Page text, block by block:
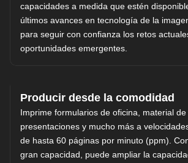
capacidades a medida que estén
últimos avances en tecnología de la
para seguir con confianza los retos
oportunidades emergentes.
Producir desde la comodidad
Imprime formularios de oficina, material de
presentaciones y mucho más a
de hasta 60 páginas por minuto (ppm).
gran capacidad, puede ampliar la